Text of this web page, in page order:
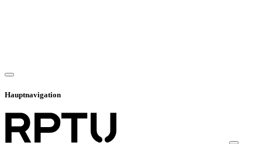
Hauptnavigation